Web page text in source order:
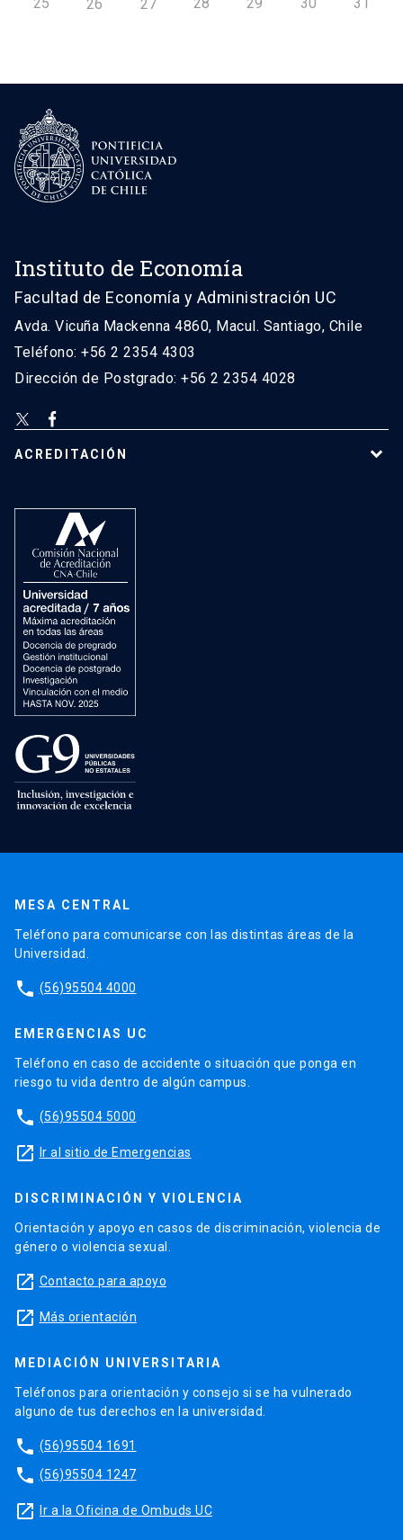
26 27
Instituto de Economía
Facultad de Economía y Administración UC
Avda. Vicuña Mackenna 4860, Macul. Santiago, Chile
Teléfono: +56 2 2354 4303
Dirección de Postgrado: +56 2 2354 4028
ACREDITACIÓN
MESA CENTRAL
Teléfono para comunicarse con las distintas áreas de la
Universidad.
phone (56)95504 4000
EMERGENCIAS UC
Teléfono en caso de accidente o situación que ponga en
riesgo tu vida dentro de algún campus.
phone (56)95504 5000
launch Ir al sitio de Emergencias
DISCRIMINACIÓN Y VIOLENCIA
Orientación y apoyo en casos de discriminación, violencia de
género o violencia sexual.
launch Contacto para apoyo
launch Más orientación
MEDIACIÓN UNIVERSITARIA
Teléfonos para orientación y consejo si se ha vulnerado
alguno de tus derechos en la universidad.
phone (56)95504 1691
phone (56)95504 1247
launch Ir a la Oficina de Ombuds UC